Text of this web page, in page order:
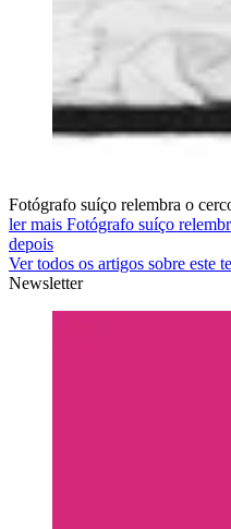
Fotógrafo suíço relembra o
ler mais Fotógrafo suíço
depois
Ver todos os artigos sobre este
Newsletter